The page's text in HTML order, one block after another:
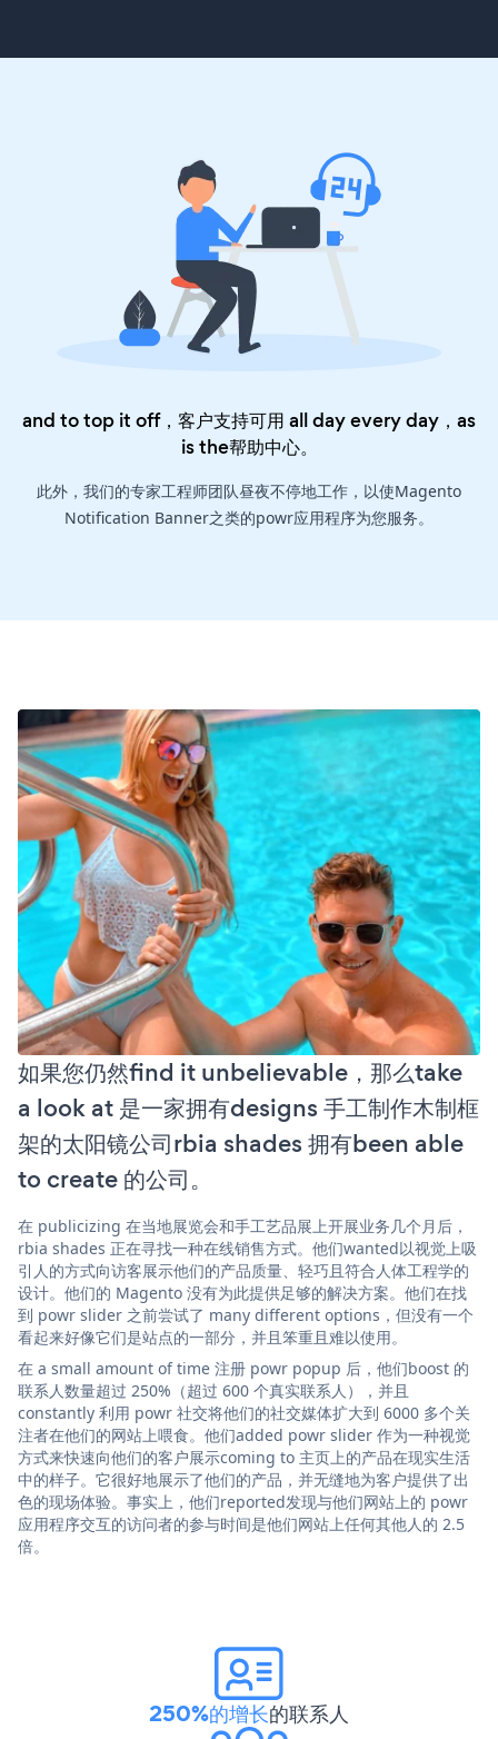
and to top it off，客户支持可用 all day every day，as
is the帮助中心。
此外，我们的专家工程师团队昼夜不停地工作，以使Magento
Notification Banner之类的powr应用程序为您服务。
如果您仍然find it unbelievable，那么take
a look at 是一家拥有designs 手工制作木制框
架的太阳镜公司rbia shades 拥有been able
to create 的公司。
在 publicizing 在当地展览会和手工艺品展上开展业务几个月后，
rbia shades 正在寻找一种在线销售方式。他们wanted以视觉上吸
引人的方式向访客展示他们的产品质量、轻巧且符合人体工程学的
设计。他们的 Magento 没有为此提供足够的解决方案。他们在找
到 powr slider 之前尝试了 many different options，但没有一个
看起来好像它们是站点的一部分，并且笨重且难以使用。
在 a small amount of time 注册 powr popup 后，他们boost 的
联系人数量超过 250%（超过 600 个真实联系人），并且
constantly 利用 powr 社交将他们的社交媒体扩大到 6000 多个关
注者在他们的网站上喂食。他们added powr slider 作为一种视觉
方式来快速向他们的客户展示coming to 主页上的产品在现实生活
中的样子。它很好地展示了他们的产品，并无缝地为客户提供了出
色的现场体验。事实上，他们reported发现与他们网站上的 powr
应用程序交互的访问者的参与时间是他们网站上任何其他人的 2.5
倍。
250%的增长的联系人